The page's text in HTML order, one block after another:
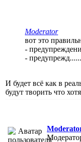
Moderator
вот это
-
-
И будет всё как в
будут творить что